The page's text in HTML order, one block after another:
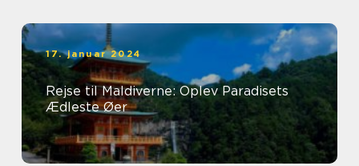
17. januar 2024
Rejse til Maldiverne: Oplev Paradisets
Ædleste Øer